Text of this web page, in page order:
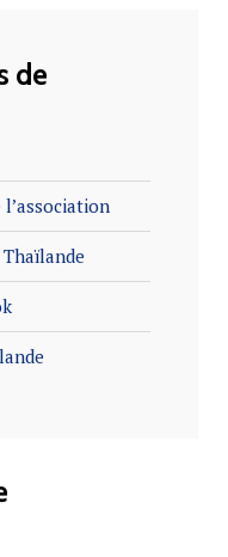
Lire la suite
de
l’association